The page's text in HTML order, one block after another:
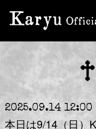
2025.09.14 12:00
本日は9/14（日）